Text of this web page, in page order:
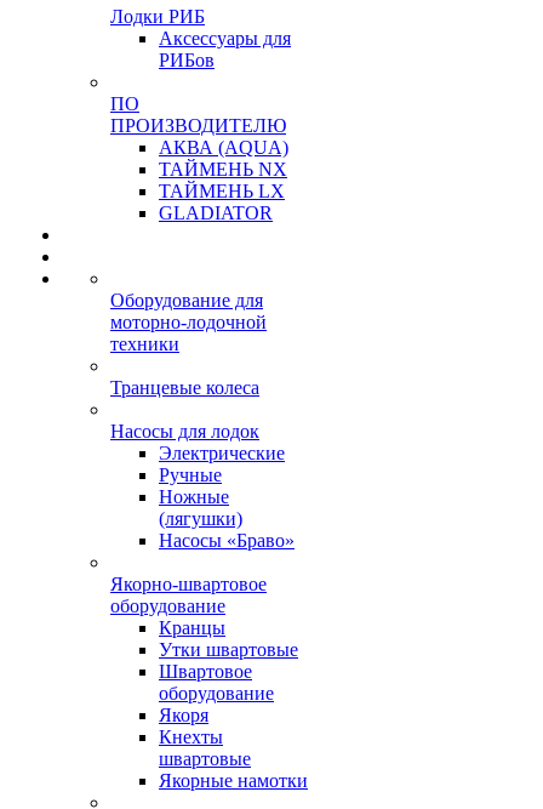
Лодки РИБ
Аксессуары для
РИБов
ПО
ПРОИЗВОДИТЕЛЮ
АКВА (AQUA)
ТАЙМЕНЬ NX
ТАЙМЕНЬ LX
GLADIATOR
Оборудование для
моторно-лодочной
техники
Транцевые колеса
Насосы для лодок
Электрические
Ручные
Ножные
(лягушки)
Насосы «Браво»
Якорно-швартовое
оборудование
Кранцы
Утки швартовые
Швартовое
оборудование
Якоря
Кнехты
швартовые
Якорные намотки